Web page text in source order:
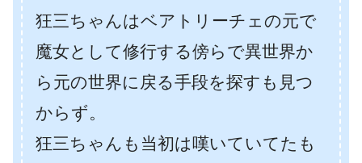
狂三ちゃんはベアトリーチェの元で
魔女として修行する傍らで異世界か
ら元の世界に戻る手段を探すも見つ
からず。
狂三ちゃんも当初は嘆いていてたも